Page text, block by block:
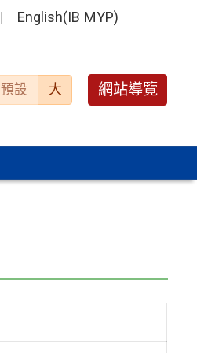
English(IB MYP)
預設 大 網站導覽